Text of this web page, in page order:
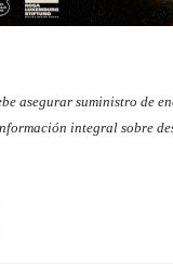
asegurar suministro de
integral sobre